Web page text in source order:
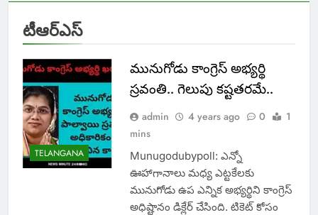
టీఆర్ఎస్
TELANGANA
మునుగోడు కాంగ్రెస్ అభ్యర్థి
స్రవంతి.. గెలుపు కష్టతరమే..
admin 4 years ago 0
1
mins
Munugodubypoll: ఎన్నో
ఊహాగానాలు మధ్య ఎట్టకేలకు
మునుగోడు ఉప ఎన్నిక అభ్యర్థిని కాంగ్రెస్
అధిష్టానం డిక్లేర్ చేసింది. టికెట్ కోసం